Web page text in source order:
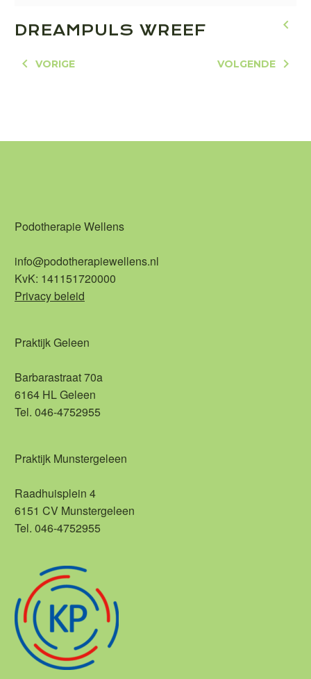
DREAMPULS WREEF
VORIGE VOLGENDE
Podotherapie Wellens
info@podotherapiewellens.nl
KvK: 141151720000
Privacy beleid
Praktijk Geleen
Barbarastraat 70a
6164 HL Geleen
Tel. 046-4752955
Praktijk Munstergeleen
Raadhuisplein 4
6151 CV Munstergeleen
Tel. 046-4752955